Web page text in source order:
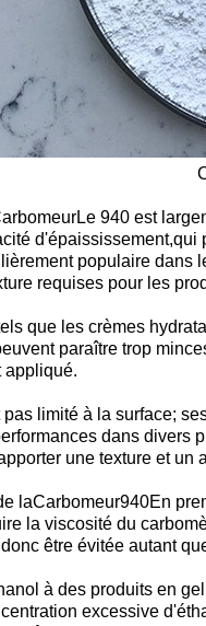
Le 940 est
populaire dans
requises pour les
que les crèmes
paraître trop
appliqué.
pas limité à la surface;
dans divers
une texture et un
laCarbomeur940En
la viscosité du
être évitée autant
à des produits en
excessive